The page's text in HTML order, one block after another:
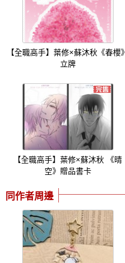
【全職高手】葉修×蘇沐秋《春櫻》
立牌
【全職高手】葉修×蘇沐秋 《晴
空》贈品書卡
同作者周邊